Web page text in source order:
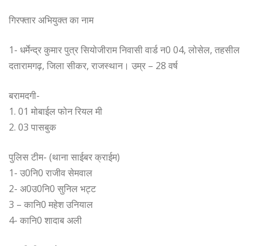
गिरफ्तार अभियुक्त का नाम
1- धर्मेन्द्र कुमार पुत्र सियोजीराम निवासी वार्ड न0 04, लोसेल, तहसील
दतारामगढ़, जिला सीकर, राजस्थान। उम्र – 28 वर्ष
बरामदगी-
1. 01 मोबाईल फोन रियल मी
2. 03 पासबुक
पुलिस टीम- (थाना साईबर क्राईम)
1- उ0नि0 राजीव सेमवाल
2- अ0उ0नि0 सुनिल भट्ट
3 – कानि0 महेश उनियाल
4- कानि0 शादाब अली